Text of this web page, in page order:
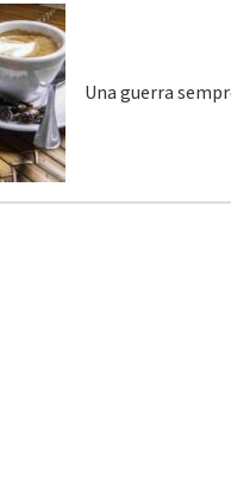
Una guerra